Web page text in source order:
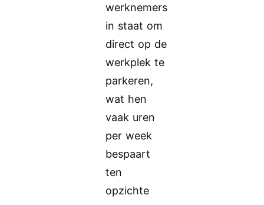
werknemers
in staat om
direct op de
werkplek te
parkeren,
wat hen
vaak uren
per week
bespaart
ten
opzichte